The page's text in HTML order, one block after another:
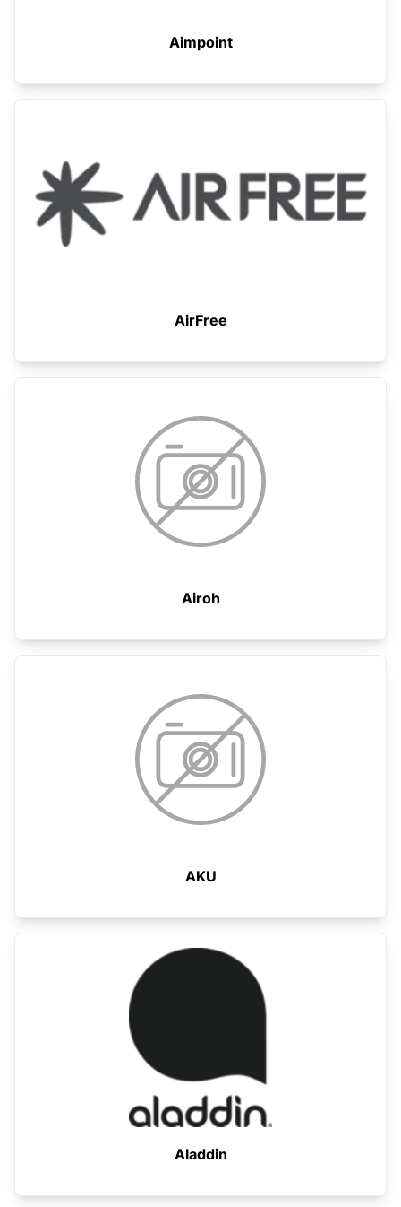
Aimpoint
AirFree
Airoh
AKU
Aladdin